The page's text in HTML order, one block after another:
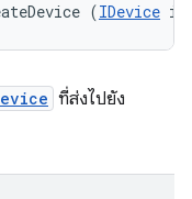
(IDevice
ที่ส่งไปยัง